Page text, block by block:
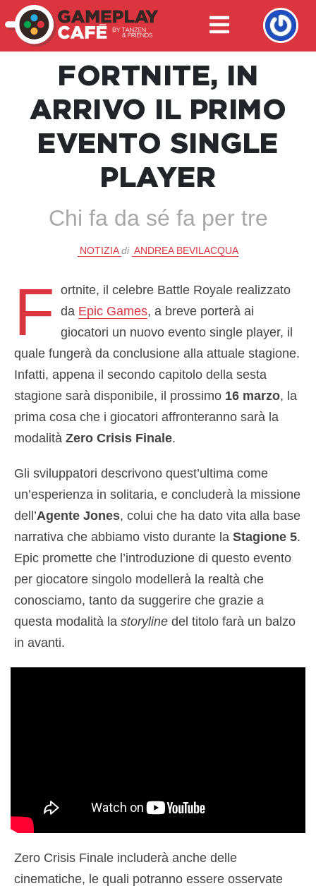
FORTNITE, IN
ARRIVO IL PRIMO
EVENTO SINGLE
PLAYER
Chi fa da sé fa per tre
NOTIZIA di ANDREA BEVILACQUA
F
ortnite, il celebre Battle Royale realizzato
da Epic Games, a breve porterà ai
giocatori un nuovo evento single player, il
quale fungerà da conclusione alla attuale stagione.
Infatti, appena il secondo capitolo della sesta
stagione sarà disponibile, il prossimo 16 marzo, la
prima cosa che i giocatori affronteranno sarà la
modalità Zero Crisis Finale.
Gli sviluppatori descrivono quest’ultima come
un’esperienza in solitaria, e concluderà la missione
dell’Agente Jones, colui che ha dato vita alla base
narrativa che abbiamo visto durante la Stagione 5.
Epic promette che l’introduzione di questo evento
per giocatore singolo modellerà la realtà che
conosciamo, tanto da suggerire che grazie a
questa modalità la storyline del titolo farà un balzo
in avanti.
Zero Crisis Finale includerà anche delle
cinematiche, le quali potranno essere osservate